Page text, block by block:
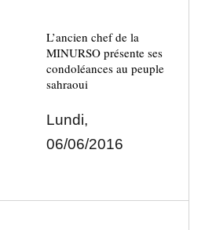
L’ancien chef de la
MINURSO présente ses
condoléances au peuple
sahraoui
Lundi,
06/06/2016